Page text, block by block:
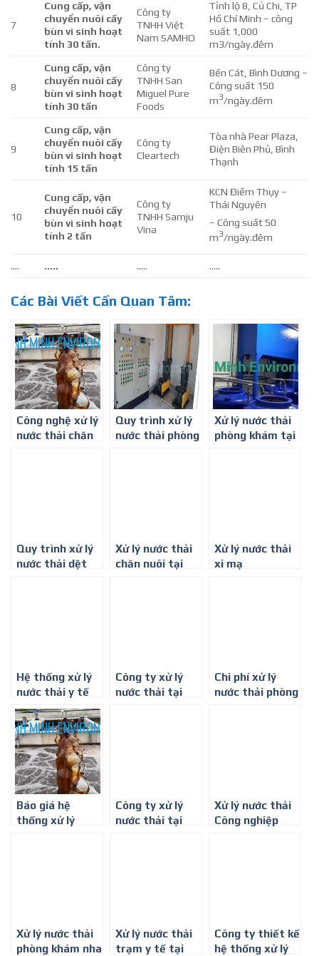
7
Cung cấp, vận
chuyển nuôi cấy
bùn vi sinh hoạt
tính 30 tấn.
Công ty
TNHH Việt
Nam SAMHO
Tỉnh lộ 8, Củ Chi, TP
Hồ Chí Minh – công
suất 1,000
m3/ngày.đêm
8
Cung cấp, vận
chuyển nuôi cấy
bùn vi sinh hoạt
tính 30 tấn
Công ty
TNHH San
Miguel Pure
Foods
Bến Cát, Bình Dương –
Công suất 150
m3/ngày.đêm
9
Cung cấp, vận
chuyển nuôi cấy
bùn vi sinh hoạt
tính 15 tấn
Công ty
Cleartech
Tòa nhà Pear Plaza,
Điện Biên Phủ, Bình
Thạnh
10
Cung cấp, vận
chuyển nuôi cấy
bùn vi sinh hoạt
tính 2 tấn
Công ty
TNHH Samju
Vina
KCN Điềm Thụy –
Thái Nguyên
– Công suất 50
m3/ngày.đêm
…. ….. ….. …..
Các Bài Viết Cần Quan Tâm:
Công nghệ xử lý
nước thải chăn
Quy trình xử lý
nước thải phòng
Xử lý nước thải
phòng khám tại
Quy trình xử lý
nước thải dệt
Xử lý nước thải
chăn nuôi tại
Xử lý nước thải
xi mạ
Hệ thống xử lý
nước thải y tế
Công ty xử lý
nước thải tại
Chi phí xử lý
nước thải phòng
Báo giá hệ
thống xử lý
Công ty xử lý
nước thải tại
Xử lý nước thải
Công nghiệp
Xử lý nước thải
phòng khám nha
Xử lý nước thải
trạm y tế tại
Công ty thiết kế
hệ thống xử lý